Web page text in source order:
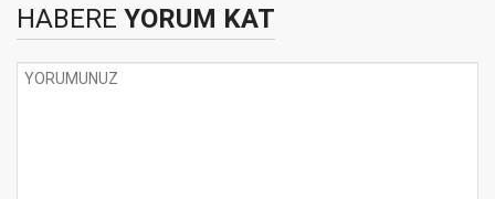
HABERE YORUM KAT